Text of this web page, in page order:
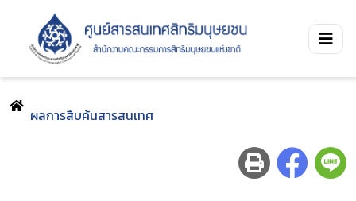
ผลการสืบค้นสารสนเทศ